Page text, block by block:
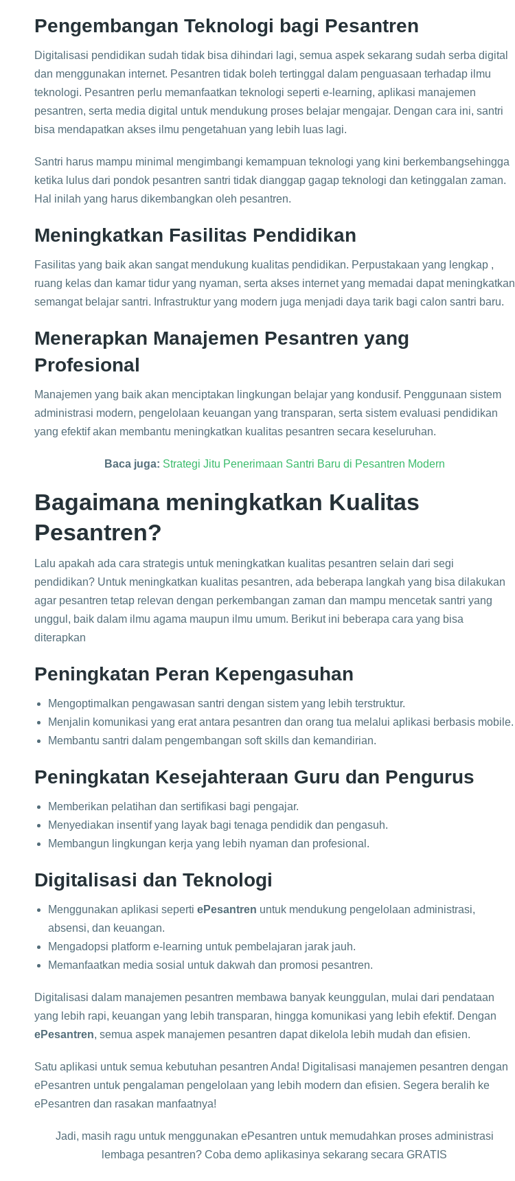
Pengembangan Teknologi bagi Pesantren
Digitalisasi pendidikan sudah tidak bisa dihindari lagi, semua aspek sekarang sudah serba digital
dan menggunakan internet. Pesantren tidak boleh tertinggal dalam penguasaan terhadap ilmu
teknologi. Pesantren perlu memanfaatkan teknologi seperti e-learning, aplikasi manajemen
pesantren, serta media digital untuk mendukung proses belajar mengajar. Dengan cara ini, santri
bisa mendapatkan akses ilmu pengetahuan yang lebih luas lagi.
Santri harus mampu minimal mengimbangi kemampuan teknologi yang kini berkembangsehingga
ketika lulus dari pondok pesantren santri tidak dianggap gagap teknologi dan ketinggalan zaman.
Hal inilah yang harus dikembangkan oleh pesantren.
Meningkatkan Fasilitas Pendidikan
Fasilitas yang baik akan sangat mendukung kualitas pendidikan. Perpustakaan yang lengkap ,
ruang kelas dan kamar tidur yang nyaman, serta akses internet yang memadai dapat meningkatkan
semangat belajar santri. Infrastruktur yang modern juga menjadi daya tarik bagi calon santri baru.
Menerapkan Manajemen Pesantren yang
Profesional
Manajemen yang baik akan menciptakan lingkungan belajar yang kondusif. Penggunaan sistem
administrasi modern, pengelolaan keuangan yang transparan, serta sistem evaluasi pendidikan
yang efektif akan membantu meningkatkan kualitas pesantren secara keseluruhan.
Baca juga: Strategi Jitu Penerimaan Santri Baru di Pesantren Modern
Bagaimana meningkatkan Kualitas
Pesantren?
Lalu apakah ada cara strategis untuk meningkatkan kualitas pesantren selain dari segi
pendidikan? Untuk meningkatkan kualitas pesantren, ada beberapa langkah yang bisa dilakukan
agar pesantren tetap relevan dengan perkembangan zaman dan mampu mencetak santri yang
unggul, baik dalam ilmu agama maupun ilmu umum. Berikut ini beberapa cara yang bisa
diterapkan
Peningkatan Peran Kepengasuhan
Mengoptimalkan pengawasan santri dengan sistem yang lebih terstruktur.
Menjalin komunikasi yang erat antara pesantren dan orang tua melalui aplikasi berbasis mobile.
Membantu santri dalam pengembangan soft skills dan kemandirian.
Peningkatan Kesejahteraan Guru dan Pengurus
Memberikan pelatihan dan sertifikasi bagi pengajar.
Menyediakan insentif yang layak bagi tenaga pendidik dan pengasuh.
Membangun lingkungan kerja yang lebih nyaman dan profesional.
Digitalisasi dan Teknologi
Menggunakan aplikasi seperti ePesantren untuk mendukung pengelolaan administrasi,
absensi, dan keuangan.
Mengadopsi platform e-learning untuk pembelajaran jarak jauh.
Memanfaatkan media sosial untuk dakwah dan promosi pesantren.
Digitalisasi dalam manajemen pesantren membawa banyak keunggulan, mulai dari pendataan
yang lebih rapi, keuangan yang lebih transparan, hingga komunikasi yang lebih efektif. Dengan
ePesantren, semua aspek manajemen pesantren dapat dikelola lebih mudah dan efisien.
Satu aplikasi untuk semua kebutuhan pesantren Anda! Digitalisasi manajemen pesantren dengan
ePesantren untuk pengalaman pengelolaan yang lebih modern dan efisien. Segera beralih ke
ePesantren dan rasakan manfaatnya!
Jadi, masih ragu untuk menggunakan ePesantren untuk memudahkan proses administrasi
lembaga pesantren? Coba demo aplikasinya sekarang secara GRATIS